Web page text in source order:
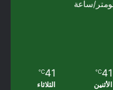
41
℃
الأثنين
41
℃
الثلاثاء